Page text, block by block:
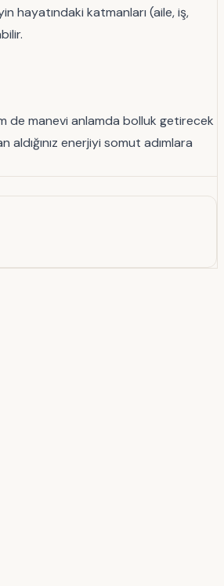
hayatındaki katmanları (aile, iş,
de manevi anlamda bolluk getirecek
aldığınız enerjiyi somut adımlara